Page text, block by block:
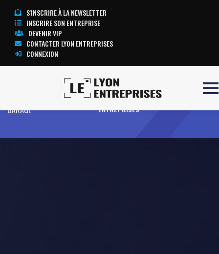
S'INSCRIRE À LA NEWSLETTER
INSCRIRE SON ENTREPRISE
DEVENIR VIP
CONTACTER LYON ENTREPRISES
CONNEXION
ANICHE CENTER
GARAGE
TOUTE L’ACTUALITÉ LYON
ENTREPRISES